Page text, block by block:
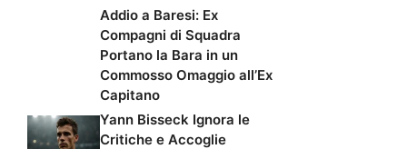
Addio a Baresi: Ex
Compagni di Squadra
Portano la Bara in un
Commosso Omaggio all’Ex
Capitano
Yann Bisseck Ignora le
Critiche e Accoglie